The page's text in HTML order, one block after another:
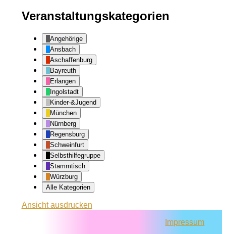
Veranstaltungskategorien
Angehörige
Ansbach
Aschaffenburg
Bayreuth
Erlangen
Ingolstadt
Kinder-&Jugend
München
Nürnberg
Regensburg
Schweinfurt
Selbsthilfegruppe
Stammtisch
Würzburg
Alle Kategorien
Ansichtausdrucken
Impressum